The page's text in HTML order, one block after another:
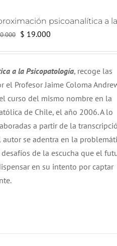
El
era:
$ 20.000.
$ 19.000El
es:
$ 19.000.
a la Psicopatología, recoge las
el Profesor Jaime Coloma
curso del mismo nombre en la
de Chile, el año 2006. A lo
a partir de la
autor se adentra en la
de la escucha que el
en su intento por captar